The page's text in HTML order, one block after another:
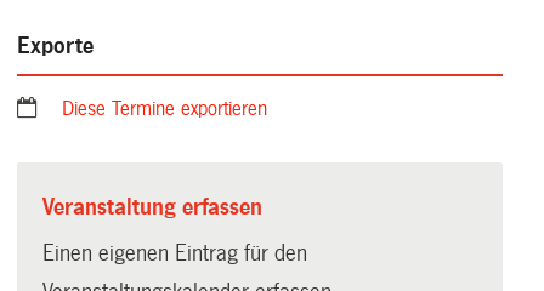
Exporte
Diese Termine exportieren
Veranstaltung erfassen
Einen eigenen Eintrag für den